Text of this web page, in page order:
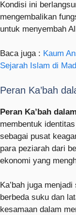
Kondisi ini
mengembalikan
untuk menyembah
Baca juga : Kaum
Sejarah Islam di
Peran Ka’bah
Peran Ka’bah
membentuk
sebagai pusat
para peziarah dari
ekonomi yang
Ka’bah juga
berbeda suku dan
kesamaan dalam